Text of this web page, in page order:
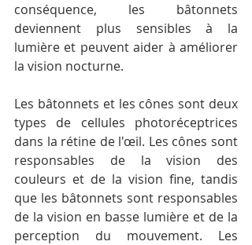
conséquence, les bâtonnets
deviennent plus sensibles à la
lumière et peuvent aider à améliorer
la vision nocturne.
Les bâtonnets et les cônes sont deux
types de cellules photoréceptrices
dans la rétine de l'œil. Les cônes sont
responsables de la vision des
couleurs et de la vision fine, tandis
que les bâtonnets sont responsables
de la vision en basse lumière et de la
perception du mouvement. Les